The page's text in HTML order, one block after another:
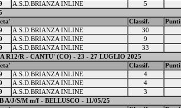
A.S.D.BRIANZA INLINE 5
Classif.
Punti
A.S.D.BRIANZA INLINE 30
A.S.D.BRIANZA INLINE 9
A.S.D.BRIANZA INLINE 33
R12/R - CANTU' (CO) - 23 - 27 LUGLIO 2025
Classif.
Punti
A.S.D.BRIANZA INLINE 4
A.S.D.BRIANZA INLINE 4
A.S.D.BRIANZA INLINE 3
J/S/M m/f - BELLUSCO - 11/05/25